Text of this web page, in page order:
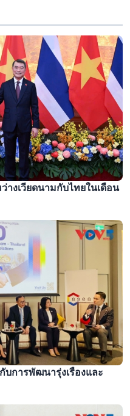
งเวียดนามกับไทยในเดือน
บการพัฒนารุ่งเรืองและ